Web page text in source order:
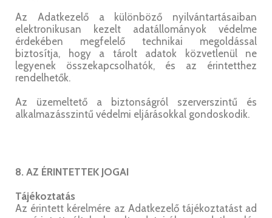
Az Adatkezelő a különböző nyilvántartásaiban
elektronikusan kezelt adatállományok védelme
érdekében megfelelő technikai megoldással
biztosítja, hogy a tárolt adatok közvetlenül ne
legyenek összekapcsolhatók, és az érintetthez
rendelhetők.
Az üzemeltető a biztonságról szerverszintű és
alkalmazásszintű védelmi eljárásokkal gondoskodik.
8. AZ ÉRINTETTEK JOGAI
Tájékoztatás
Az érintett kérelmére az Adatkezelő tájékoztatást ad